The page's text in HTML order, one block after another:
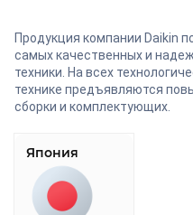
Продукция компании Daikin
самых качественных и
техники. На всех
технике предъявляются
сборки и комплектующих.
Япония